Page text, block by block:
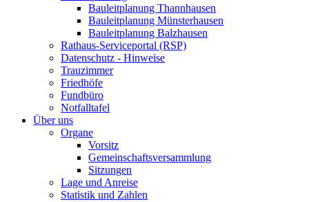
Bauleitplanung Thannhausen
Bauleitplanung Münsterhausen
Bauleitplanung Balzhausen
Rathaus-Serviceportal (RSP)
Datenschutz - Hinweise
Trauzimmer
Friedhöfe
Fundbüro
Notfalltafel
Über uns
Organe
Vorsitz
Gemeinschaftsversammlung
Sitzungen
Lage und Anreise
Statistik und Zahlen